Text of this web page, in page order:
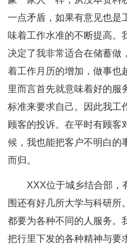
一点矛盾，如果有意见也是
味着工作水准的不断提高。
决定了我非常适合在储蓄做
着工作月历的增加，做事也
里而言首先就意味着好的服
标准来要求自己。因此我工
顾客的投诉。在平时有顾客
候，我也能把客户不明白的
而归。
XXX位于城乡结合部，
围还有好几所大学与科研所
都要为各种不同的人服务。
把行里下发的各种精神与要